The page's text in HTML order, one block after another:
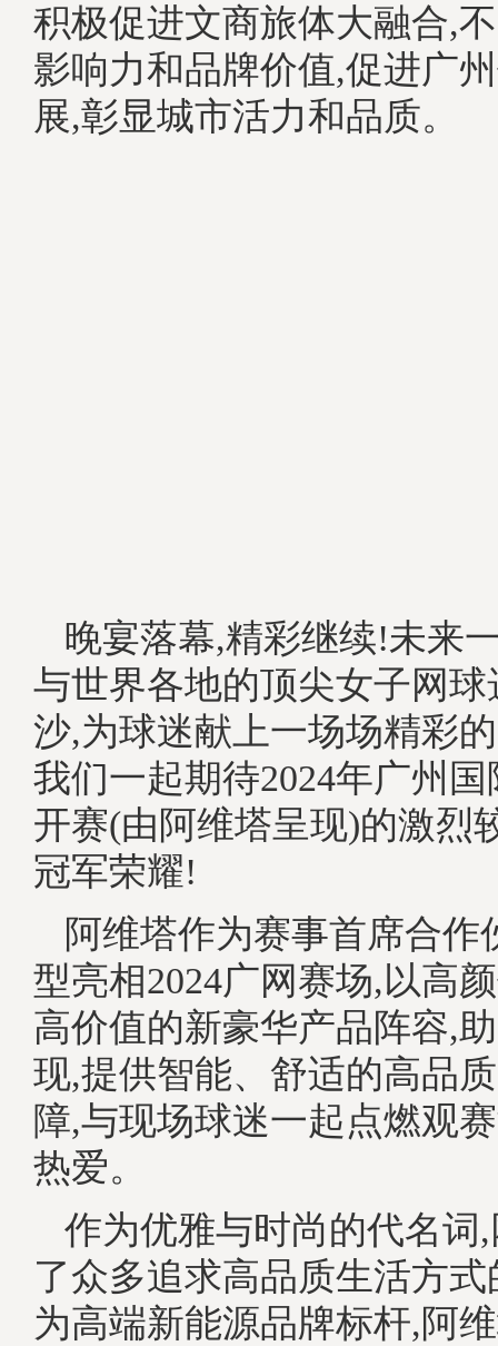
积极促进文商旅体大融合,
影响力和品牌价值,促进广
展,彰显城市活力和品质。
晚宴落幕,精彩继续!未来
与世界各地的顶尖女子网
沙,为球迷献上一场场精彩
我们一起期待2024年广州
开赛(由阿维塔呈现)的激烈
冠军荣耀!
阿维塔作为赛事首席合作
型亮相2024广网赛场,以高
高价值的新豪华产品阵容,
现,提供智能、舒适的高品
障,与现场球迷一起点燃观
热爱。
作为优雅与时尚的代名词
了众多追求高品质生活方
为高端新能源品牌标杆,阿